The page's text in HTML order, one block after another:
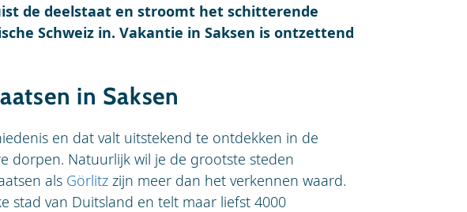
de deelstaat en stroomt het schitterende
Schweiz in. Vakantie in Saksen is ontzettend
in Saksen
en dat valt uitstekend te ontdekken in de
dorpen. Natuurlijk wil je de grootste steden
als Görlitz zijn meer dan het verkennen waard.
stad van Duitsland en telt maar liefst 4000